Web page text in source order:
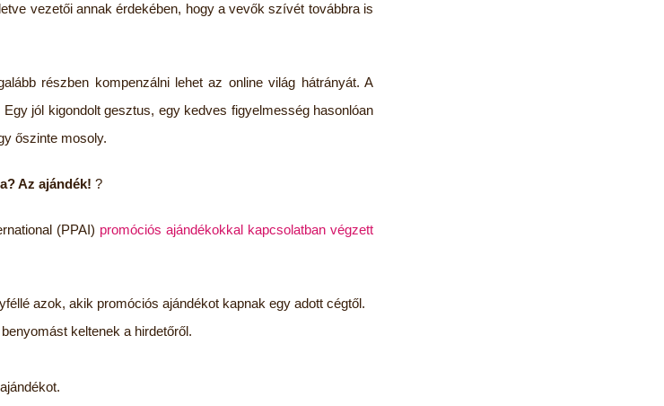
vezetői annak érdekében, hogy a vevők szívét továbbra is
részben kompenzálni lehet az online világ hátrányát. A
jól kigondolt gesztus, egy kedves figyelmesség hasonlóan
őszinte mosoly.
Az ajándék! ?
(PPAI) promóciós ajándékokkal kapcsolatban végzett
azok, akik promóciós ajándékot kapnak egy adott cégtől.
keltenek a hirdetőről.